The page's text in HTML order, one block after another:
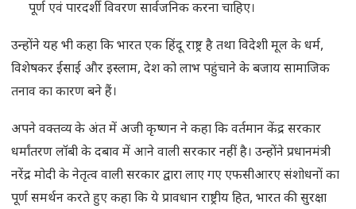
पूर्ण एवं पारदर्शी विवरण सार्वजनिक करना चाहिए।
उन्होंने यह भी कहा कि भारत एक हिंदू राष्ट्र है तथा विदेशी मूल के धर्म,
विशेषकर ईसाई और इस्लाम, देश को लाभ पहुंचाने के बजाय सामाजिक
तनाव का कारण बने हैं।
अपने वक्तव्य के अंत में अजी कृष्णन ने कहा कि वर्तमान केंद्र सरकार
धर्मांतरण लॉबी के दबाव में आने वाली सरकार नहीं है। उन्होंने प्रधानमंत्री
नरेंद्र मोदी के नेतृत्व वाली सरकार द्वारा लाए गए एफसीआरए संशोधनों का
पूर्ण समर्थन करते हुए कहा कि ये प्रावधान राष्ट्रीय हित, भारत की सुरक्षा